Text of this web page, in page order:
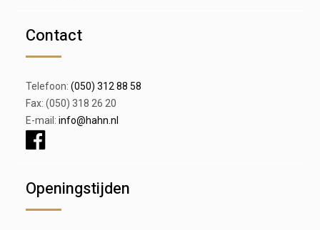
Contact
Telefoon:(050) 312 88 58
Fax: (050) 318 26 20
E-mail:info@hahn.nl
Openingstijden